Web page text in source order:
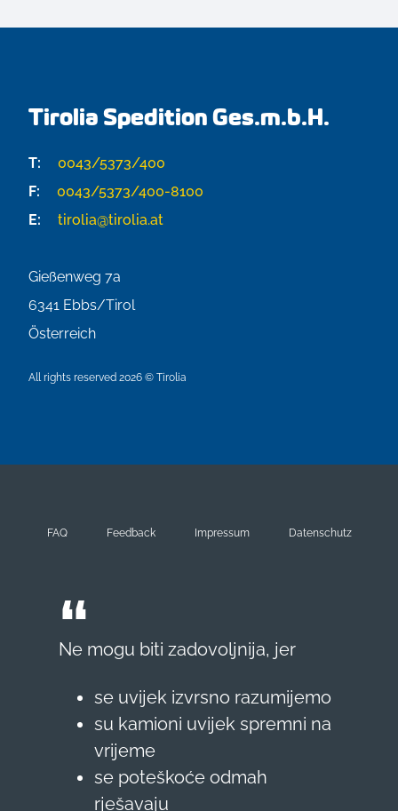
Tirolia Spedition Ges.m.b.H.
T:
0043/5373/400
F:
0043/5373/400-8100
E:
tirolia@tirolia.at
Gießenweg 7a
6341 Ebbs/Tirol
Österreich
All rights reserved 2026 © Tirolia
FAQ Feedback Impressum Datenschutz
Ne mogu biti zadovoljnija, jer
se uvijek izvrsno razumijemo
su kamioni uvijek spremni na
vrijeme
se poteškoće odmah
rješavaju